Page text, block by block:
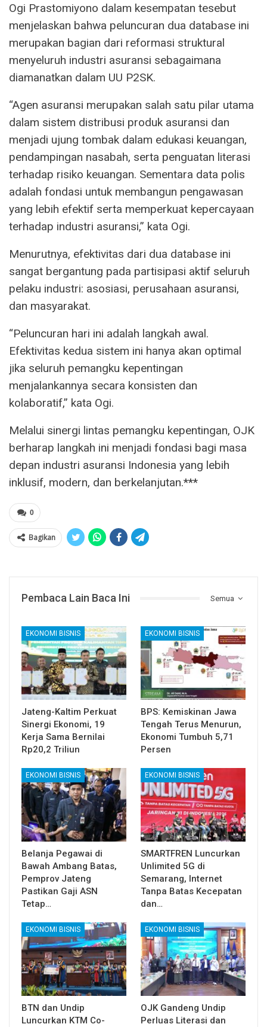
Ogi Prastomiyono dalam kesempatan tesebut
menjelaskan bahwa peluncuran dua database ini
merupakan bagian dari reformasi struktural
menyeluruh industri asuransi sebagaimana
diamanatkan dalam UU P2SK.
“Agen asuransi merupakan salah satu pilar utama
dalam sistem distribusi produk asuransi dan
menjadi ujung tombak dalam edukasi keuangan,
pendampingan nasabah, serta penguatan literasi
terhadap risiko keuangan. Sementara data polis
adalah fondasi untuk membangun pengawasan
yang lebih efektif serta memperkuat kepercayaan
terhadap industri asuransi,” kata Ogi.
Menurutnya, efektivitas dari dua database ini
sangat bergantung pada partisipasi aktif seluruh
pelaku industri: asosiasi, perusahaan asuransi,
dan masyarakat.
“Peluncuran hari ini adalah langkah awal.
Efektivitas kedua sistem ini hanya akan optimal
jika seluruh pemangku kepentingan
menjalankannya secara konsisten dan
kolaboratif,” kata Ogi.
Melalui sinergi lintas pemangku kepentingan, OJK
berharap langkah ini menjadi fondasi bagi masa
depan industri asuransi Indonesia yang lebih
inklusif, modern, dan berkelanjutan.***
0
Bagikan
Semua
Pembaca Lain Baca Ini
EKONOMI BISNIS
Jateng-Kaltim Perkuat
Sinergi Ekonomi, 19
Kerja Sama Bernilai
Rp20,2 Triliun
EKONOMI BISNIS
BPS: Kemiskinan Jawa
Tengah Terus Menurun,
Ekonomi Tumbuh 5,71
Persen
EKONOMI BISNIS
Belanja Pegawai di
Bawah Ambang Batas,
Pemprov Jateng
Pastikan Gaji ASN
Tetap…
EKONOMI BISNIS
SMARTFREN Luncurkan
Unlimited 5G di
Semarang, Internet
Tanpa Batas Kecepatan
dan…
EKONOMI BISNIS
BTN dan Undip
Luncurkan KTM Co-
EKONOMI BISNIS
OJK Gandeng Undip
Perluas Literasi dan